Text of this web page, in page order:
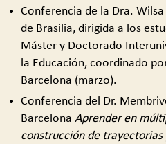
Conferencia de la Dra.
de Brasilia, dirigida a los
Máster y Doctorado
la Educación, coordinado
Barcelona (marzo).
Conferencia del Dr.
Barcelona Aprender en
construcción de trayectorias